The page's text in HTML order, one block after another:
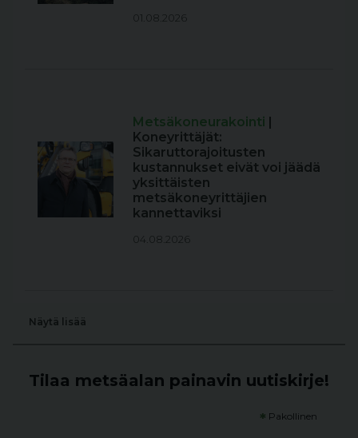
01.08.2026
Metsäkoneurakointi |
Koneyrittäjät:
Sikaruttorajoitusten
kustannukset eivät voi jäädä
yksittäisten
metsäkoneyrittäjien
kannettaviksi
04.08.2026
Näytä lisää
Tilaa metsäalan painavin uutiskirje!
* Pakollinen